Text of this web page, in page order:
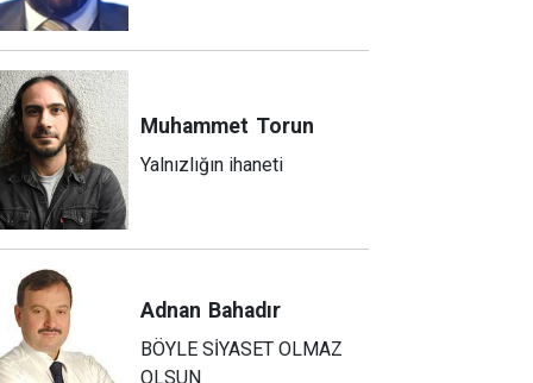
Muhammet Torun
Yalnızlığın ihaneti
Adnan Bahadır
BÖYLE SİYASET OLMAZ
OLSUN